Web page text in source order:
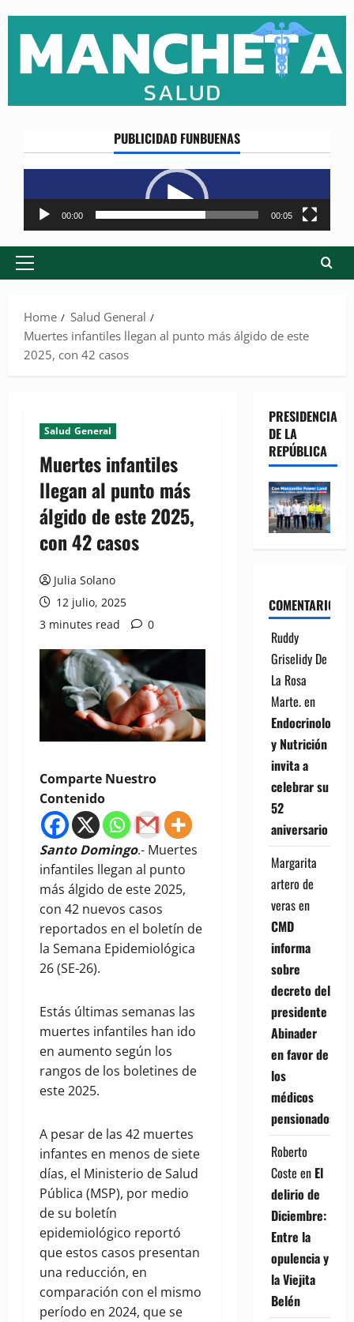
content
PUBLICIDAD FUNBUENAS
Reproductor
de
vídeo
00:00 00:05
Primary
Home
Salud General
Muertes infantiles llegan al punto más álgido de este
2025, con 42 casos
Salud General
Muertes infantiles
llegan al punto más
álgido de este 2025,
con 42 casos
Julia Solano
12 julio, 2025
3 minutes read
0
Comparte Nuestro
Contenido
Santo Domingo.- Muertes
infantiles llegan al punto
más álgido de este 2025,
con 42 nuevos casos
reportados en el boletín de
la Semana Epidemiológica
26 (SE-26).
Estás últimas semanas las
muertes infantiles han ido
en aumento según los
rangos de los boletines de
este 2025.
A pesar de las 42 muertes
infantes en menos de siete
días, el Ministerio de Salud
Pública (MSP), por medio
de su boletín
epidemiológico reportó
que estos casos presentan
una reducción, en
comparación con el mismo
período en 2024, que se
PRESIDENCIA
DE LA
REPÚBLICA
COMENTARIOS
Ruddy
Griselidy De
La Rosa
Marte.en
Endocrinología
y Nutrición
invita a
celebrar su
52
aniversario
Margarita
artero de
verasen
CMD
informa
sobre
decreto del
presidente
Abinader
en favor de
los
médicos
pensionados
Roberto
Coste en El
delirio de
Diciembre:
Entre la
opulencia y
la Viejita
Belén